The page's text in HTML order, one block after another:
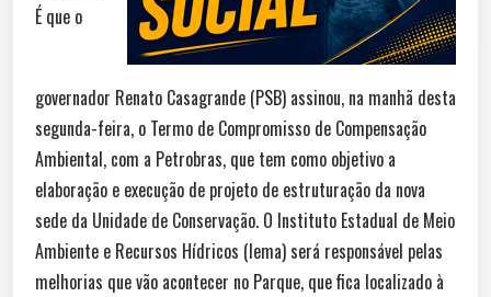
É que o
governador Renato Casagrande (PSB) assinou, na manhã desta
segunda-feira, o Termo de Compromisso de Compensação
Ambiental, com a Petrobras, que tem como objetivo a
elaboração e execução de projeto de estruturação da nova
sede da Unidade de Conservação. O Instituto Estadual de Meio
Ambiente e Recursos Hídricos (Iema) será responsável pelas
melhorias que vão acontecer no Parque, que fica localizado à